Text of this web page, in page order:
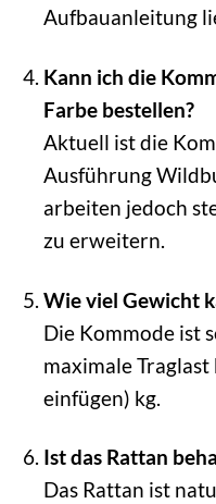
Aufbauanleitung
Kann ich die
Farbe bestellen?
Aktuell ist die
Ausführung
arbeiten jedoch
zu erweitern.
Wie viel Gewicht
Die Kommode ist
maximale
einfügen) kg.
Ist das Rattan
Das Rattan ist